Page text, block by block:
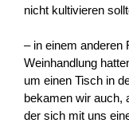
nicht kultivieren
– in einem anderen
Weinhandlung
um einen Tisch in
bekamen wir auch,
der sich mit uns